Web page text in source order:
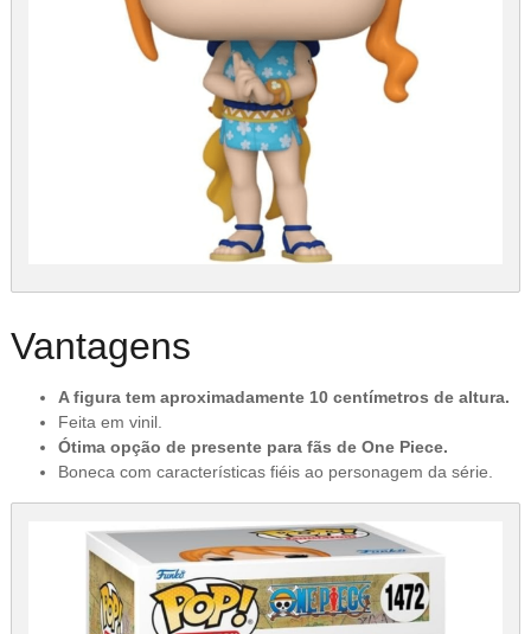
Vantagens
A figura tem aproximadamente 10 centímetros de altura.
Feita em vinil.
Ótima opção de presente para fãs de One Piece.
Boneca com características fiéis ao personagem da série.